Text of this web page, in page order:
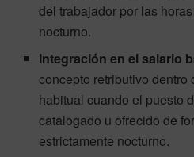
del trabajador por las
nocturno.
Integración en el salario
concepto retributivo
habitual cuando el puesto
catalogado u ofrecido de
estrictamente nocturno.